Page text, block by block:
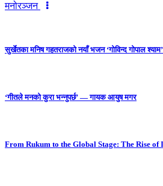
मनोरञ्जन
सुर्खेतका मनिष गहतराजको नयाँ भजन ‘गोविन्द गोपाल
‘गीतले मनको कुरा भन्नुपर्छ’ — गायक आयुष मगर
From Rukum to the Global Stage: The Rise of